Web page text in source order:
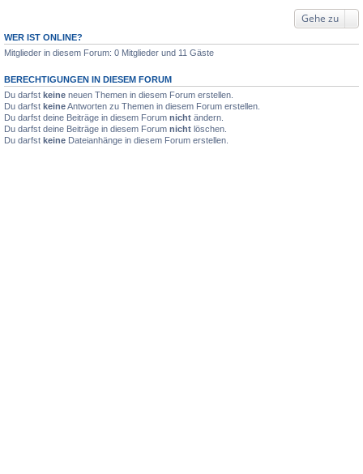
Gehe zu
WER IST ONLINE?
Mitglieder in diesem Forum: 0 Mitglieder und 11 Gäste
BERECHTIGUNGEN IN DIESEM FORUM
Du darfst keine neuen Themen in diesem Forum erstellen.
Du darfst keineAntworten zu Themen in diesem Forum erstellen.
Du darfst deine Beiträge in diesem Forum nicht ändern.
Du darfst deine Beiträge in diesem Forum nicht löschen.
Du darfst keine Dateianhänge in diesem Forum erstellen.